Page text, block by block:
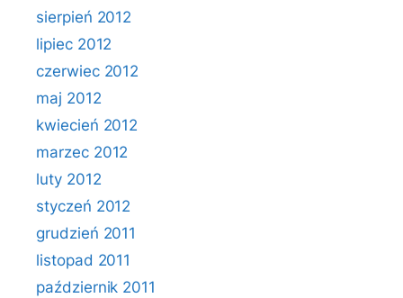
sierpień 2012
lipiec 2012
czerwiec 2012
maj 2012
kwiecień 2012
marzec 2012
luty 2012
styczeń 2012
grudzień 2011
listopad 2011
październik 2011